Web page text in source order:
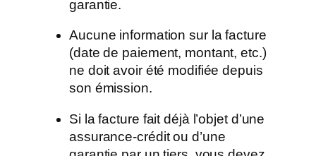
garantie.
Aucune information sur la facture
(date de paiement, montant, etc.)
ne doit avoir été modifiée depuis
son émission.
Si la facture fait déjà l’objet d’une
assurance-crédit ou d’une